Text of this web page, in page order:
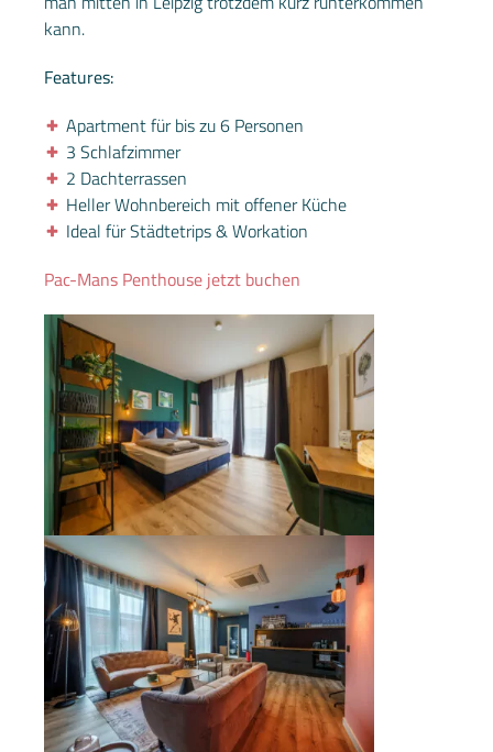
kann.
Features:
Apartment für bis zu 6 Personen
3 Schlafzimmer
2 Dachterrassen
Heller Wohnbereich mit offener Küche
Ideal für Städtetrips & Workation
Pac-Mans Penthouse jetzt buchen